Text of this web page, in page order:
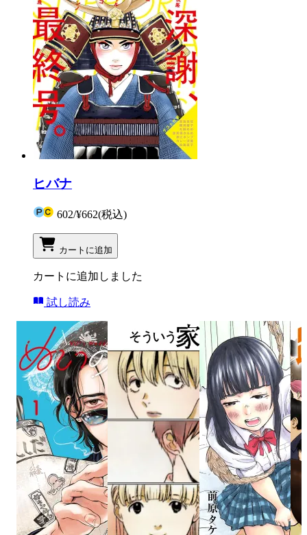
ヒバナ
602/¥662(税込)
カートに追加
カートに追加しました
試し読み